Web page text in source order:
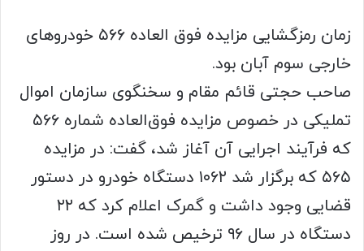
زمان رمزگشایی مزایده فوق العاده ۵۶۶ خودروهای
خارجی سوم آبان بود.
صاحب حجتی قائم مقام و سخنگوی سازمان اموال
تملیکی در خصوص مزایده فوق‌العاده شماره ۵۶۶
که فرآیند اجرایی آن آغاز شد، گفت: در مزایده
۵۶۵ که برگزار شد ۱۰۶۲ دستگاه خودرو در دستور
قضایی وجود داشت و گمرک اعلام کرد که ۲۲
دستگاه در سال ۹۶ ترخیص شده است. در روز